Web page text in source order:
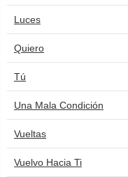
Luces
Quiero
Tú
Una Mala Condición
Vueltas
Vuelvo Hacia Ti